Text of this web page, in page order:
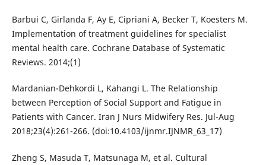
Barbui C, Girlanda F, Ay E, Cipriani A, Becker T, Koesters M.
Implementation of treatment guidelines for specialist
mental health care. Cochrane Database of Systematic
Reviews. 2014;(1)
Mardanian-Dehkordi L, Kahangi L. The Relationship
between Perception of Social Support and Fatigue in
Patients with Cancer. Iran J Nurs Midwifery Res. Jul-Aug
2018;23(4):261-266. (doi:10.4103/ijnmr.IJNMR_63_17)
Zheng S, Masuda T, Matsunaga M, et al. Cultural